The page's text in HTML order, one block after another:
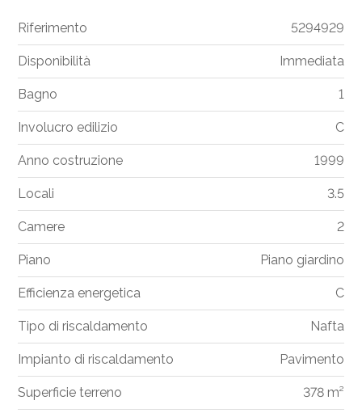
Riferimento 5294929
Disponibilità Immediata
Bagno 1
Involucro edilizio C
Anno costruzione 1999
Locali 3.5
Camere 2
Piano Piano giardino
Efficienza energetica C
Tipo di riscaldamento Nafta
Impianto di riscaldamento Pavimento
Superficie terreno 378 m²